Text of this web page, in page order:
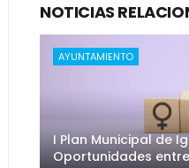
NOTICIAS
AYUNTAMIENTO
I Plan Municipal de
Oportunidades